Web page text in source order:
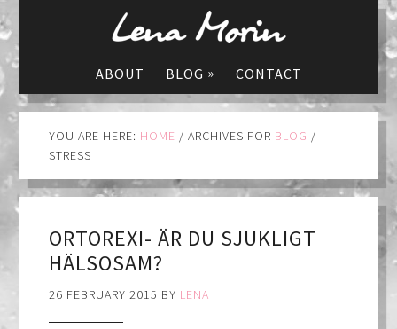
ABOUT BLOG » CONTACT
YOU ARE HERE: HOME / ARCHIVES FOR BLOG /
STRESS
ORTOREXI- ÄR DU SJUKLIGT
HÄLSOSAM?
26 FEBRUARY 2015 BY LENA